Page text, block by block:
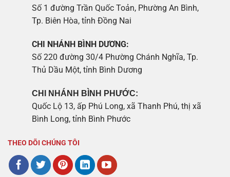
Số 1 đường Trần Quốc Toản, Phường An Bình,
Tp. Biên Hòa, tỉnh Đồng Nai
CHI NHÁNH BÌNH DƯƠNG:
Số 220 đường 30/4 Phường Chánh Nghĩa, Tp.
Thủ Dầu Một, tỉnh Bình Dương
CHI NHÁNH BÌNH PHƯỚC:
Quốc Lộ 13, ấp Phú Long, xã Thanh Phú, thị xã
Bình Long, tỉnh Bình Phước
THEO DÕI CHÚNG TÔI